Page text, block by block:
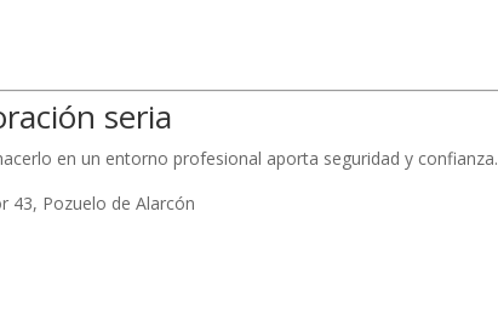
seria
en un entorno profesional aporta seguridad y confianza.
43, Pozuelo de Alarcón